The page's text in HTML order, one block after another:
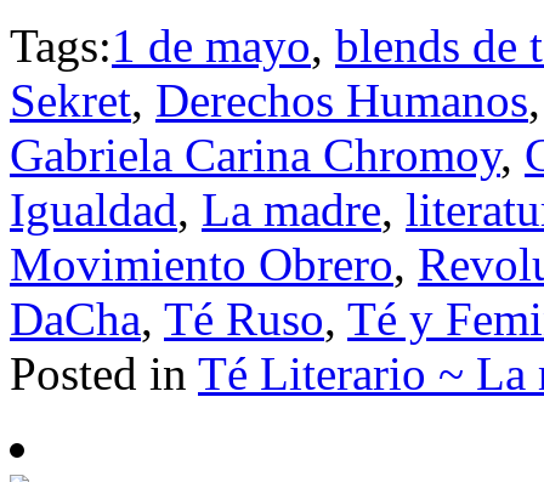
Tags:1 de mayo, blends de
Sekret, Derechos Humanos
Gabriela Carina Chromoy,
Igualdad, La madre,
Movimiento Obrero,
DaCha, Té Ruso, Té y
Posted in Té Literario ~ La